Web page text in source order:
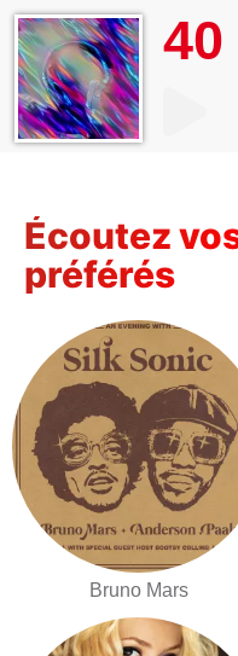
40
Écoutez
préférés
Bruno Mars